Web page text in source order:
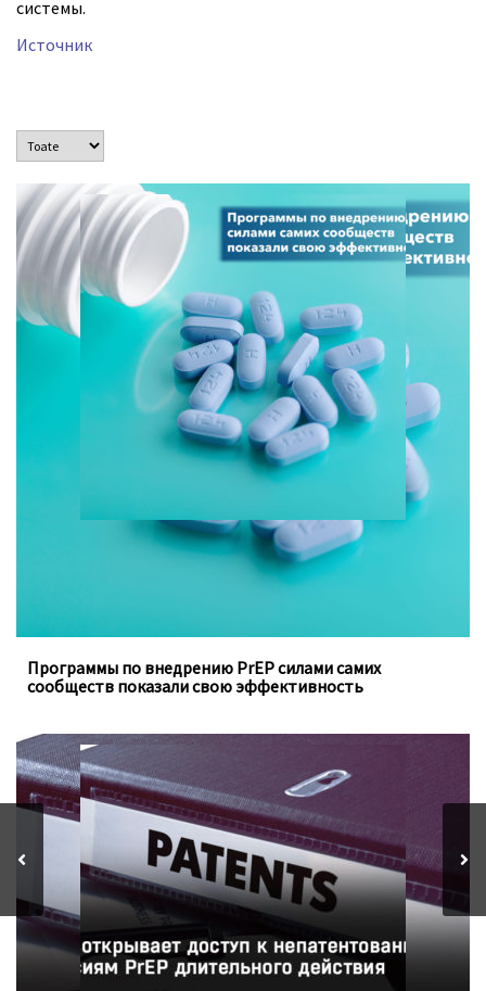
системы.
Источник
Программы, осуществляемые под руководством
ключевых групп населения, заполняют пробелы в
традиционных программах государства
Программы по внедрению PrEP силами самих
сообществ показали свою эффективность
ViiV a acordat o licență voluntară la fondul de brevete
pentru cabotegravirul injectabil, un medicament cu
acțiune îndelungată pentru profilaxia pre-expunere la HIV